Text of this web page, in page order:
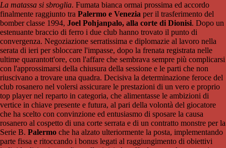
La matassa si sbroglia. Fumata bianca ormai prossima ed accordo
finalmente raggiunto tra Palermo e Venezia per il trasferimento del
bomber classe 1994, Joel Pohjanpalo, alla corte di Dionisi. Dopo un
estenuante braccio di ferro i due club hanno trovato il punto di
convergenza. Negoziazione serratissima e diplomazie al lavoro nella
serata di ieri per sbloccare l'impasse, dopo la frenata registrata nelle
ultime quarantott'ore, con l'affare che sembrava sempre più complicarsi
con l'approssimarsi della chiusura della sessione e le parti che non
riuscivano a trovare una quadra. Decisiva la determinazione feroce del
club rosanero nel volersi assicurare le prestazioni di un vero e proprio
top player nel reparto in categoria, che alimentasse le ambizioni di
vertice in chiave presente e futura, al pari della volontà del giocatore
che ha scelto con convinzione ed entusiasmo di sposare la causa
rosanero al cospetto di una corte serrata e di un contratto monstre per la
Serie B. Palermo che ha alzato ulteriormente la posta, implementando
parte fissa e ritoccando i bonus legati al raggiungimento di obiettivi